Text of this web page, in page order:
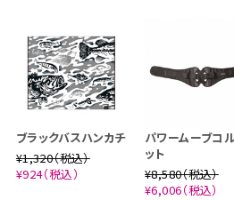
ブラックバスハンカチ
¥1,320（税込）
¥924（税込）
パワームーブコ
ット
¥8,580（税込）
¥6,006（税込）